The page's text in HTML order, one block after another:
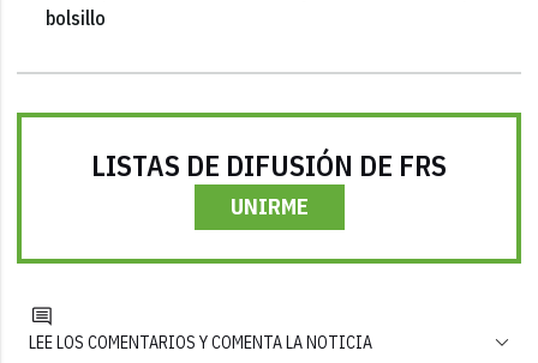
bolsillo
LISTAS DE DIFUSIÓN DE FRS
UNIRME
LEE LOS COMENTARIOS Y COMENTA LA NOTICIA